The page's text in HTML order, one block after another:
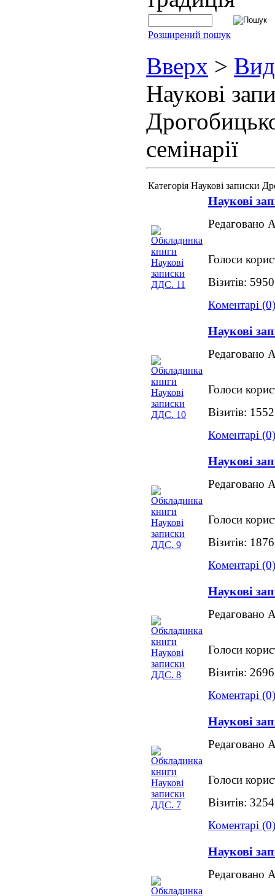
Розширений пошук
Вверх >
Наукові
семінарії
Категорія Наукові записки
Наукові
Редаговано
Голоси
Візитів: 5950
Коментарі (0)
Наукові
Редаговано
Голоси
Візитів:
Коментарі (0)
Наукові
Редаговано
Голоси
Візитів:
Коментарі (0)
Наукові
Редаговано
Голоси
Візитів:
Коментарі (0)
Наукові
Редаговано
Голоси
Візитів:
Коментарі (0)
Наукові
Редаговано